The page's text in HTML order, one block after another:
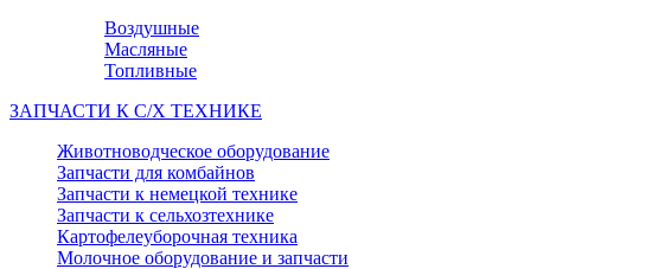
Воздушные
Масляные
Топливные
ЗАПЧАСТИ К С/Х ТЕХНИКЕ
Животноводческое оборудование
Запчасти для комбайнов
Запчасти к немецкой технике
Запчасти к сельхозтехнике
Картофелеуборочная техника
Молочное оборудование и запчасти